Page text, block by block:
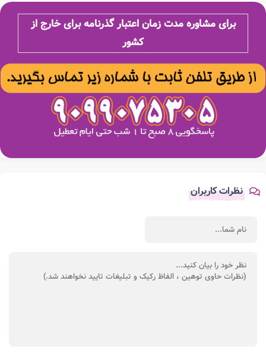
برای مشاوره مدت زمان اعتبار گذرنامه برای خارج از
کشور
نظرات کاربران